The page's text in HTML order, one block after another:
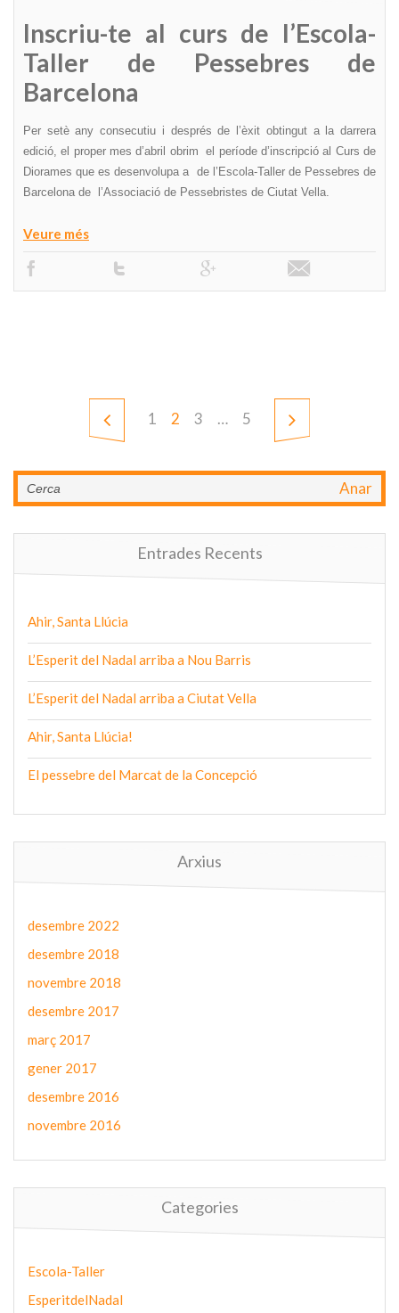
Inscriu-te al curs de l’Escola-
Taller de Pessebres de
Barcelona
Per setè any consecutiu i després de l’èxit obtingut a la darrera
edició, el proper mes d’abril obrim el període d’inscripció al Curs de
Diorames que es desenvolupa a de l’Escola-Taller de Pessebres de
Barcelona de l’Associació de Pessebristes de Ciutat Vella.
Veure més
1 2 3 … 5
Anar
Entrades Recents
Ahir, Santa Llúcia
L’Esperit del Nadal arriba a Nou Barris
L’Esperit del Nadal arriba a Ciutat Vella
Ahir, Santa Llúcia!
El pessebre del Marcat de la Concepció
Arxius
desembre 2022
desembre 2018
novembre 2018
desembre 2017
març 2017
gener 2017
desembre 2016
novembre 2016
Categories
Escola-Taller
EsperitdelNadal